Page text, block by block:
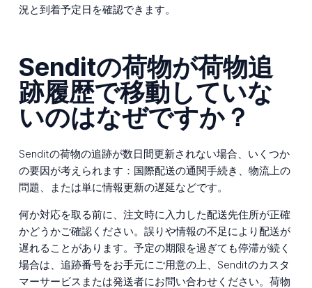
況と到着予定日を確認できます。
Senditの荷物が荷物追
跡履歴で移動していな
いのはなぜですか？
Senditの荷物の追跡が数日間更新されない場合、いくつか
の要因が考えられます：国際配送の通関手続き、物流上の
問題、または単に情報更新の遅延などです。
何か対応を取る前に、注文時に入力した配送先住所が正確
かどうかご確認ください。誤りや情報の不足により配送が
遅れることがあります。予定の期限を過ぎても停滞が続く
場合は、追跡番号をお手元にご用意の上、Senditのカスタ
マーサービスまたは発送者にお問い合わせください。荷物